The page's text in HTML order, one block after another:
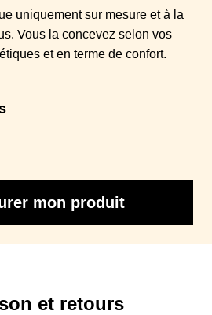
sécurité
uniquement sur mesure et à la
Vous la concevez selon vos
et en terme de confort.
mon produit
et retours